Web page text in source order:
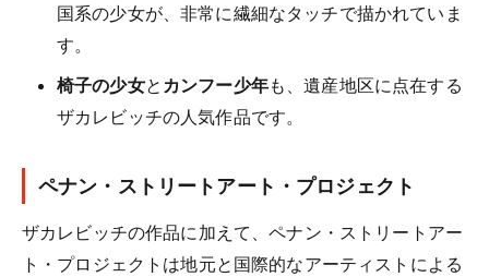
国系の少女が、非常に繊細なタッチで描かれていま
す。
椅子の少女と カンフー少年も、遺産地区に点在する
ザカレビッチの人気作品です。
ペナン・ストリートアート・プロジェクト
ザカレビッチの作品に加えて、ペナン・ストリートアー
ト・プロジェクトは地元と国際的なアーティストによる